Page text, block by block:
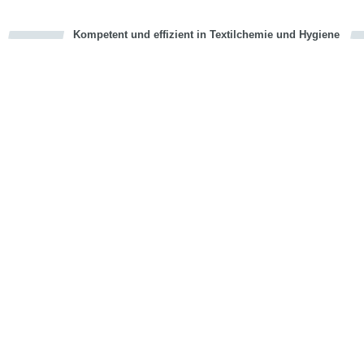
Kompetent und effizient in Textilchemie und Hygiene